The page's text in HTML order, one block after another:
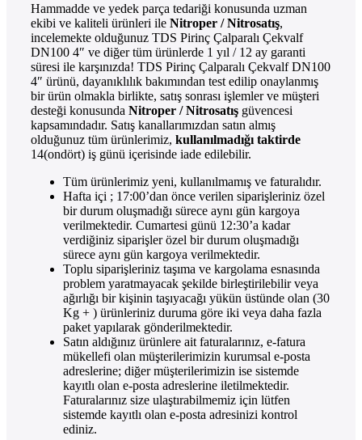
Hammadde ve yedek parça tedariği konusunda uzman
ekibi ve kaliteli ürünleri ile Nitroper / Nitrosatış,
incelemekte olduğunuz TDS Pirinç Çalparalı Çekvalf
DN100 4″ ve diğer tüm ürünlerde 1 yıl / 12 ay garanti
süresi ile karşınızda! TDS Pirinç Çalparalı Çekvalf DN100
4″ ürünü, dayanıklılık bakımından test edilip onaylanmış
bir ürün olmakla birlikte, satış sonrası işlemler ve müşteri
desteği konusunda Nitroper / Nitrosatış güvencesi
kapsamındadır. Satış kanallarımızdan satın almış
olduğunuz tüm ürünlerimiz, kullanılmadığı taktirde
14(ondört) iş günü içerisinde iade edilebilir.
Tüm ürünlerimiz yeni, kullanılmamış ve faturalıdır.
Hafta içi ; 17:00’dan önce verilen siparişleriniz özel
bir durum oluşmadığı sürece aynı gün kargoya
verilmektedir. Cumartesi günü 12:30’a kadar
verdiğiniz siparişler özel bir durum oluşmadığı
sürece aynı gün kargoya verilmektedir.
Toplu siparişleriniz taşıma ve kargolama esnasında
problem yaratmayacak şekilde birleştirilebilir veya
ağırlığı bir kişinin taşıyacağı yükün üstünde olan (30
Kg + ) ürünleriniz duruma göre iki veya daha fazla
paket yapılarak gönderilmektedir.
Satın aldığınız ürünlere ait faturalarınız, e-fatura
mükellefi olan müşterilerimizin kurumsal e-posta
adreslerine; diğer müşterilerimizin ise sistemde
kayıtlı olan e-posta adreslerine iletilmektedir.
Faturalarınız size ulaştırabilmemiz için lütfen
sistemde kayıtlı olan e-posta adresinizi kontrol
ediniz.